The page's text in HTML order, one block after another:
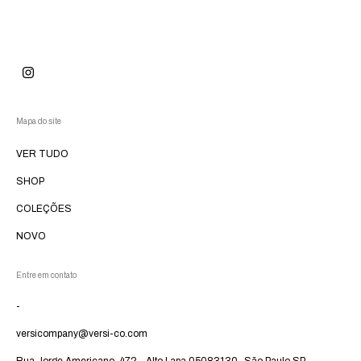
Mapa do site
VER TUDO
SHOP
COLEÇÕES
NOVO
Entre em contato
-
versicompany@versi-co.com